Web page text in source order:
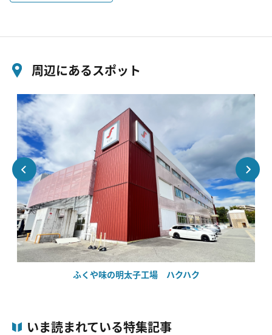
周辺にあるスポット
ふくや味の明太子工場 ハクハク
いま読まれている特集記事